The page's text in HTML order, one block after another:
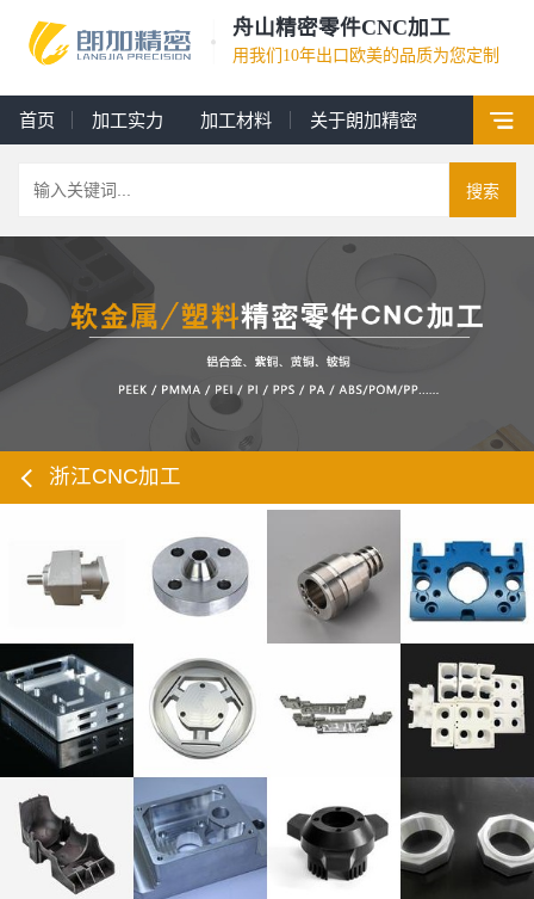
舟山精密零件CNC加工
用我们10年出口欧美的品质为您定制
首页 加工实力 加工材料 关于朗加精密
搜索
浙江CNC加工